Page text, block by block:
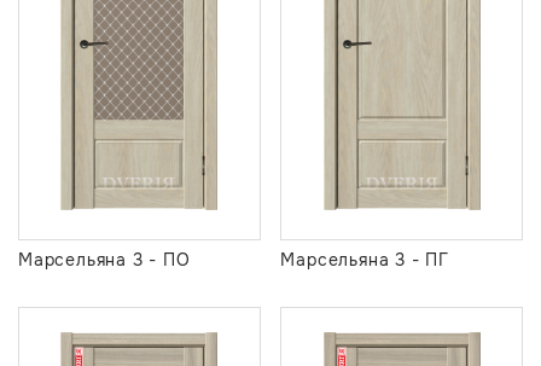
Марсельяна 3 - ПО Марсельяна 3 - ПГ